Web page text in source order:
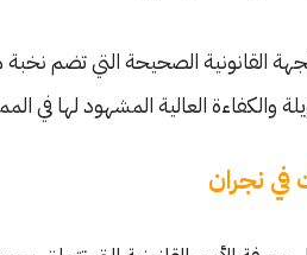
القانونية الصحيحة التي تضم نخبة
والكفاءة العالية المشهود لها في
نجران